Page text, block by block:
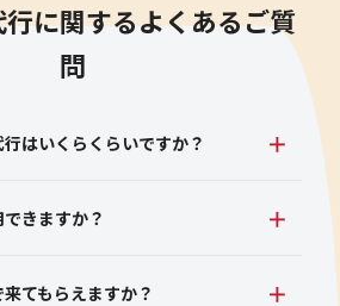
に関するよくあるご質
問
はいくらくらいですか？
きますか？
てもらえますか？